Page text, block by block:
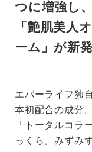
つに増強し
「艶肌美人
ーム」が新
エバーライフ独
本初配合の成分。
「トータルコラ
っくら。みずみ